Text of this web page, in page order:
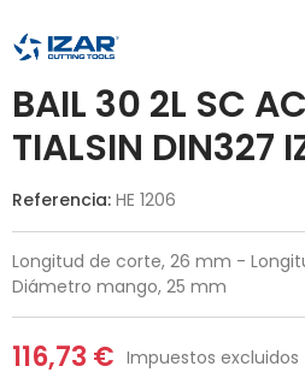
BAIL 30 2L SC
TIALSIN DIN327
Referencia: HE 1206
Longitud de corte, 26 mm -
Diámetro mango, 25 mm
116,73 € Impuestos excluidos